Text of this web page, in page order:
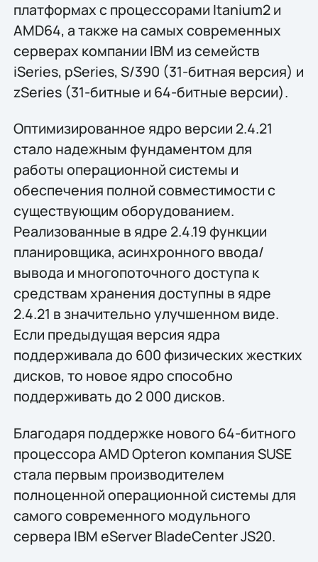
платформах с процессорами Itanium2 и
AMD64, а также на самых современных
серверах компании IBM из семейств
iSeries, pSeries, S/390 (31-битная версия) и
zSeries (31-битные и 64-битные версии).
Оптимизированное ядро версии 2.4.21
стало надежным фундаментом для
работы операционной системы и
обеспечения полной совместимости с
существующим оборудованием.
Реализованные в ядре 2.4.19 функции
планировщика, асинхронного ввода/
вывода и многопоточного доступа к
средствам хранения доступны в ядре
2.4.21 в значительно улучшенном виде.
Если предыдущая версия ядра
поддерживала до 600 физических жестких
дисков, то новое ядро способно
поддерживать до 2 000 дисков.
Благодаря поддержке нового 64-битного
процессора AMD Opteron компания SUSE
стала первым производителем
полноценной операционной системы для
самого современного модульного
сервера IBM eServer BladeCenter JS20.